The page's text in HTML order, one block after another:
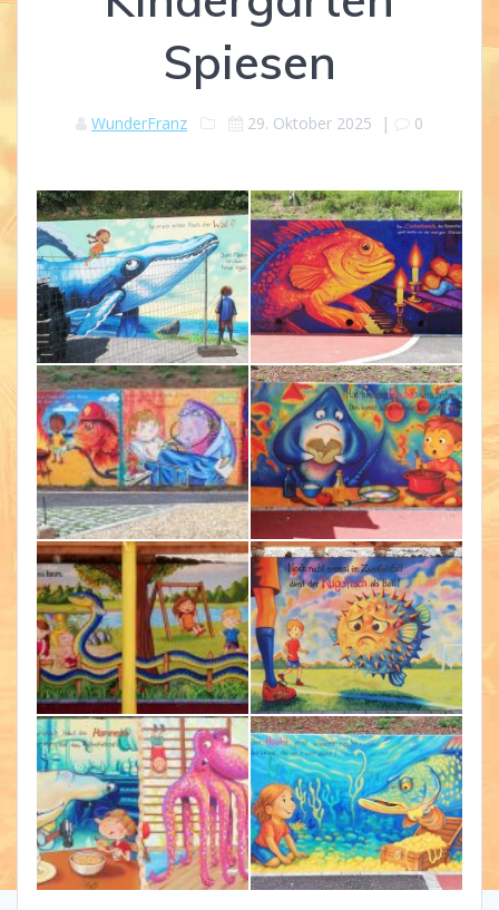
Spiesen
WunderFranz 29. Oktober 2025 | 0